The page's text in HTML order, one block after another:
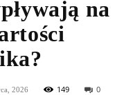
na
2026 149 0